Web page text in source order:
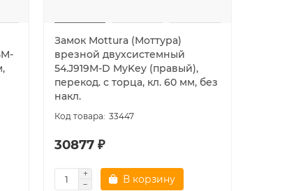
Замок Mottura (Моттура)
врезной двухсистемный
54.J919M-D MyKey (правый),
перекод. с торца, кл. 60 мм, без
накл.
33447
30877 ₽
В корзину